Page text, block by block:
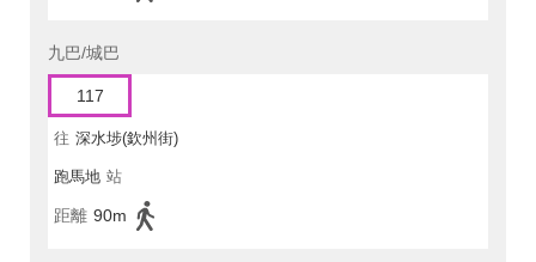
九巴/城巴
117
往 深水埗(欽州街)
跑馬地 站
距離 90m